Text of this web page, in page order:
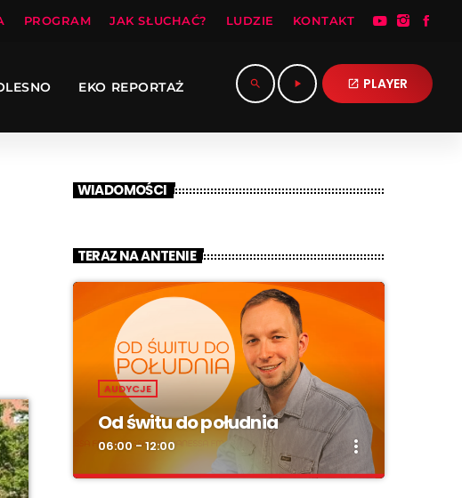
PROGRAM JAK SŁUCHAĆ? LUDZIE KONTAKT
EKO REPORTAŻ search play_arrow open_in_new PLAYER
WIADOMOŚCI
TERAZ NA ANTENIE
AUDYCJE
Od świtu do południa
06:00 - 12:00 more_vert